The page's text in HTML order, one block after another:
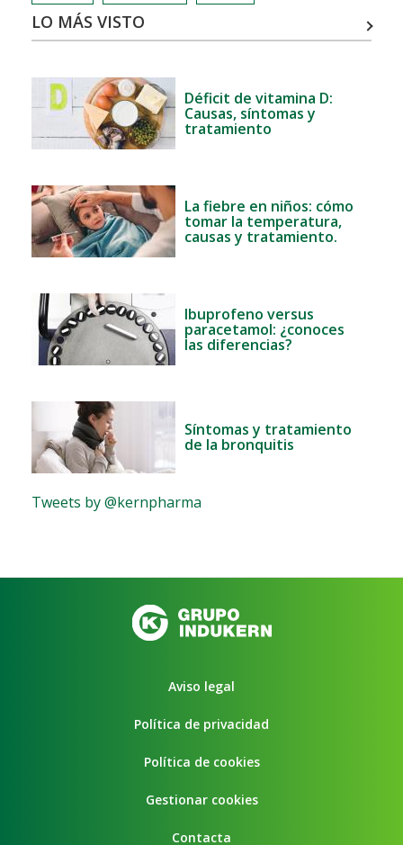
LO MÁS VISTO
Déficit de vitamina D:
Causas, síntomas y
tratamiento
La fiebre en niños: cómo
tomar la temperatura,
causas y tratamiento.
Ibuprofeno versus
paracetamol: ¿conoces
las diferencias?
Síntomas y tratamiento
de la bronquitis
Tweets by @kernpharma
Aviso legal
Política de privacidad
Política de cookies
Gestionar cookies
Contacta